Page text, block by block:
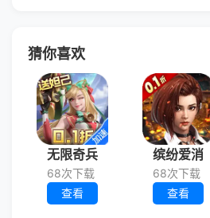
猜你喜欢
无限奇兵
68次下载
查看
缤纷爱消
68次下载
查看